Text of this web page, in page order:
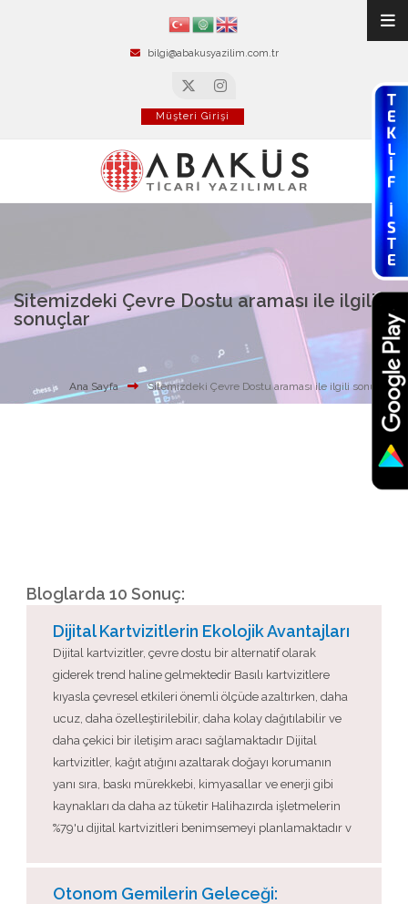
bilgi@abakusyazilim.com.tr
Müşteri Girişi
Sitemizdeki Çevre Dostu araması ile ilgili
sonuçlar
Ana Sayfa Sitemizdeki Çevre Dostu araması ile ilgili sonuçlar
Bloglarda 10 Sonuç:
Dijital Kartvizitlerin Ekolojik Avantajları
Dijital kartvizitler, çevre dostu bir alternatif olarak
giderek trend haline gelmektedir Basılı kartvizitlere
kıyasla çevresel etkileri önemli ölçüde azaltırken, daha
ucuz, daha özelleştirilebilir, daha kolay dağıtılabilir ve
daha çekici bir iletişim aracı sağlamaktadır Dijital
kartvizitler, kağıt atığını azaltarak doğayı korumanın
yanı sıra, baskı mürekkebi, kimyasallar ve enerji gibi
kaynakları da daha az tüketir Halihazırda işletmelerin
%79'u dijital kartvizitleri benimsemeyi planlamaktadır v
Otonom Gemilerin Geleceği: